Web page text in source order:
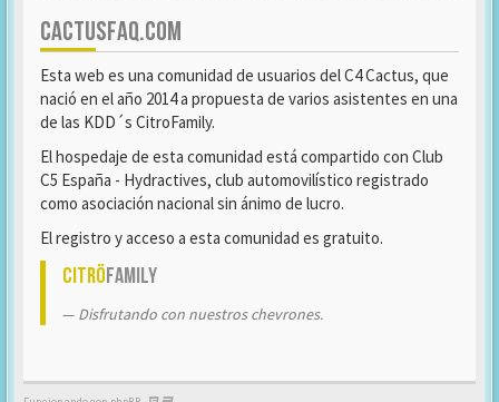
CACTUSFAQ.COM
Esta web es una comunidad de usuarios del C4 Cactus, que
nació en el año 2014 a propuesta de varios asistentes en una
de las KDD´s CitroFamily.
El hospedaje de esta comunidad está compartido con Club
C5 España - Hydractives, club automovilístico registrado
como asociación nacional sin ánimo de lucro.
El registro y acceso a esta comunidad es gratuito.
CitröFamily
Disfrutando con nuestros chevrones.